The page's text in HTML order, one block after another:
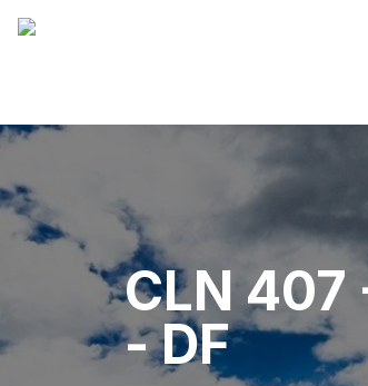
CLN
- DF